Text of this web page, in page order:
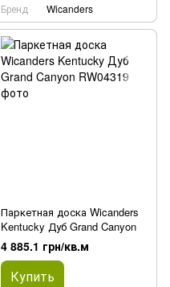
Бренд
Wicanders
Паркетная доска Wicanders
Kentucky Дуб Grand Canyon
4 885.1 грн/кв.м
Купить